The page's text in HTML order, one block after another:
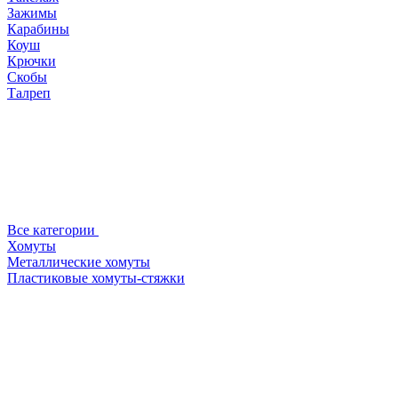
Зажимы
Карабины
Коуш
Крючки
Скобы
Талреп
Все категории
Хомуты
Металлические хомуты
Пластиковые хомуты-стяжки